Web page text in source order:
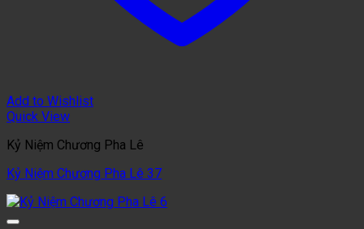
Add to Wishlist
Quick View
Kỷ Niệm Chương Pha Lê
Kỷ Niệm Chương Pha Lê 37